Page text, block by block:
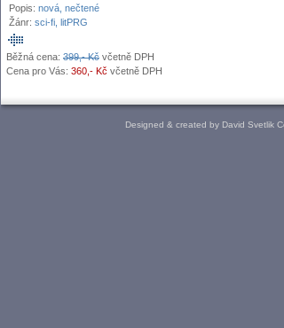
Popis: nová, nečtené
Žánr: sci-fi, litPRG
Běžná cena: 399,- Kč včetně DPH
Cena pro Vás: 360,- Kč včetně DPH
Designed & created by David Svetlik